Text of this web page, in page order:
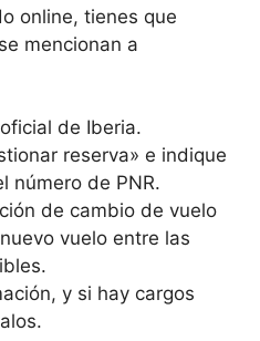
online, tienes que
mencionan a
de Iberia.
reserva» e indique
número de PNR.
de cambio de vuelo
vuelo entre las
y si hay cargos